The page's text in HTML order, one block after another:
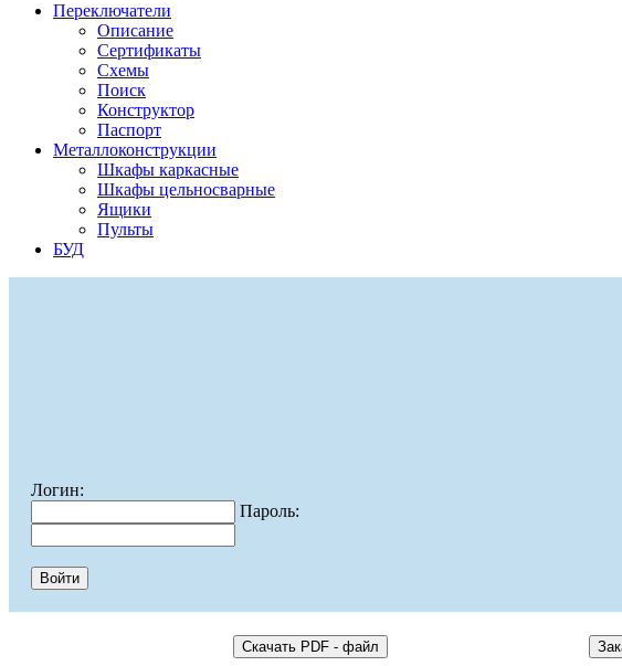
Переключатели
Описание
Сертификаты
Схемы
Поиск
Конструктор
Паспорт
Металлоконструкции
Шкафы каркасные
Шкафы цельносварные
Ящики
Пульты
БУД
Логин:
Пароль: